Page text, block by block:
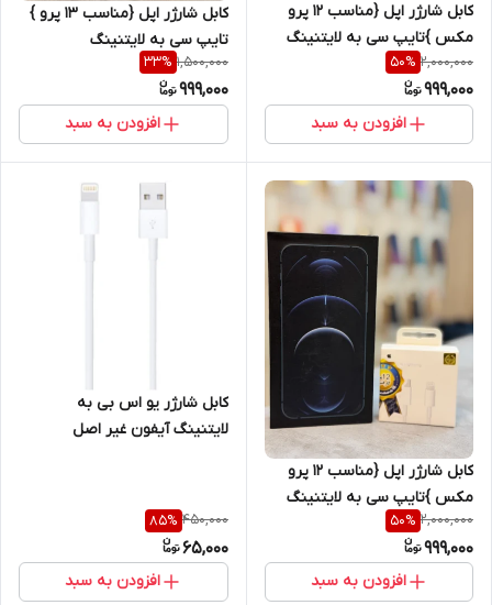
کابل شارژر اپل {مناسب 12 پرو
مکس }تایپ سی به لایتنینگ
اصل+گارانتی شرکتی یک ساله
2,000,000
50%
999,000
افزودن به سبد
کابل شارژر اپل {مناسب 13 پرو }
تایپ سی به لایتنینگ
اصل+گارانتی شرکتی یک ساله
1,500,000
33%
999,000
افزودن به سبد
کابل شارژر اپل {مناسب 12 پرو
مکس }تایپ سی به لایتنینگ
اصل+گارانتی شرکتی یک ساله
2,000,000
50%
999,000
افزودن به سبد
کابل شارژر یو اس بی به
لایتنینگ آیفون غیر اصل
450,000
85%
65,000
افزودن به سبد